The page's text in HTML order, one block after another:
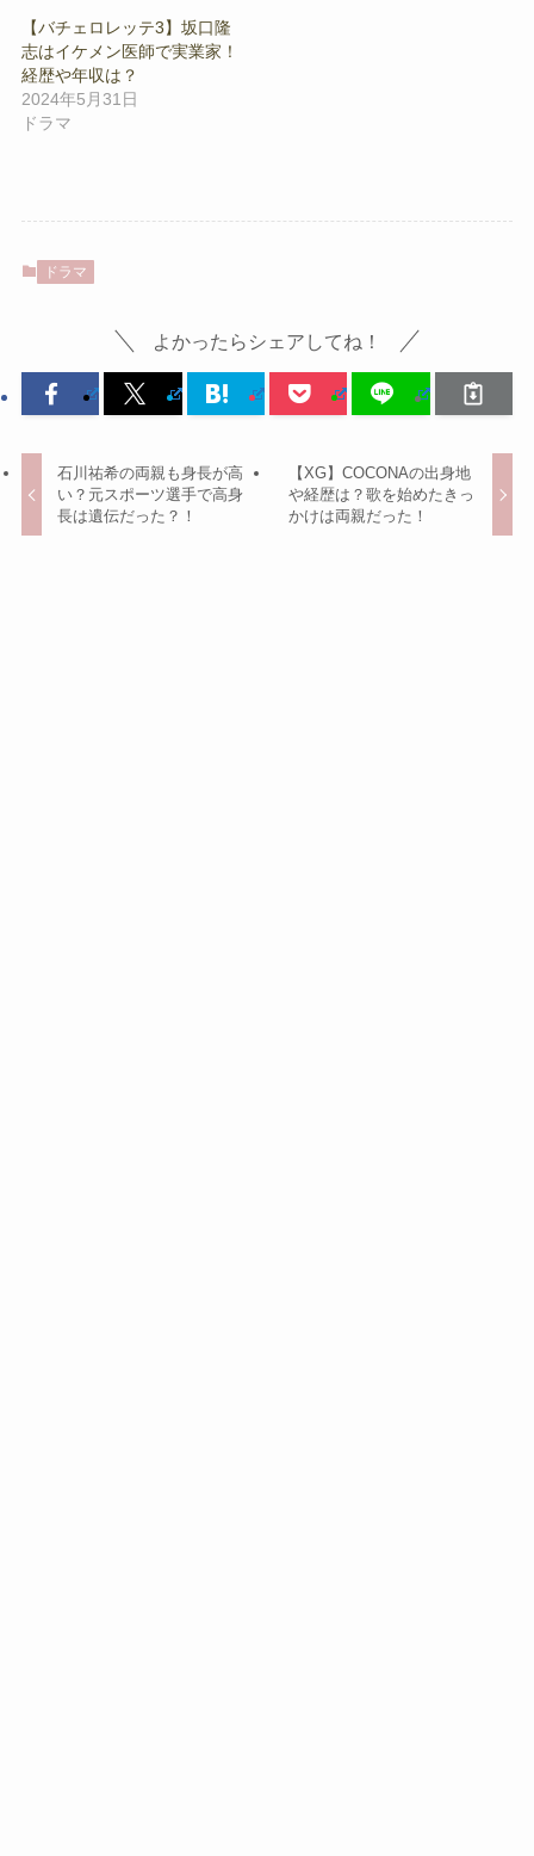
【バチェロレッテ3】坂口隆
志はイケメン医師で実業家！
経歴や年収は？
2024年5月31日
ドラマ
ドラマ
よかったらシェアしてね！
石川祐希の両親も身長が高
い？元スポーツ選手で高身
長は遺伝だった？！
【XG】COCONAの出身地
や経歴は？歌を始めたきっ
かけは両親だった！